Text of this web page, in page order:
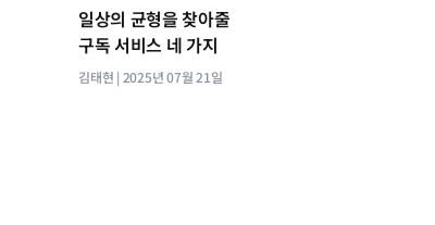
일상의 균형을 찾아줄
구독 서비스 네 가지
김태현 2025년 07월 21일